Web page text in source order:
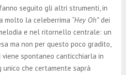
seguito gli altri strumenti, in
molto la celeberrima “Hey Oh”dei
e nel ritornello centrale: un
ma non per questo poco gradito,
viene spontaneo canticchiarla in
unico che certamente saprà